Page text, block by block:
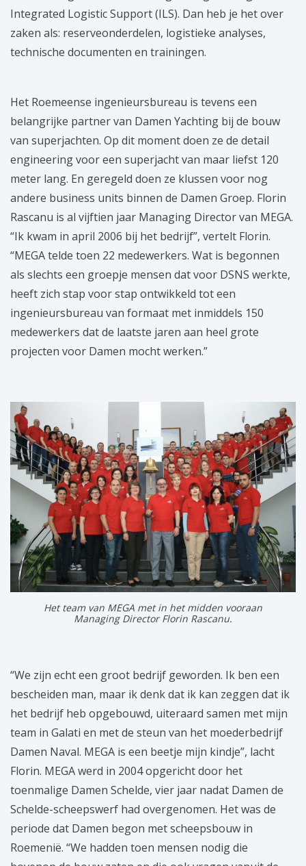
Integrated Logistic Support (ILS). Dan heb je het over
zaken als: reserveonderdelen, logistieke analyses,
technische documenten en trainingen.
Het Roemeense ingenieursbureau is tevens een
belangrijke partner van Damen Yachting bij de bouw
van superjachten. Op dit moment doen ze de detail
engineering voor een superjacht van maar liefst 120
meter lang. En geregeld doen ze klussen voor nog
andere business units binnen de Damen Groep. Florin
Rascanu is al vijftien jaar Managing Director van MEGA.
“Ik kwam in april 2006 bij het bedrijf”, vertelt Florin.
“MEGA telde toen 22 medewerkers. Wat is begonnen
als slechts een groepje mensen dat voor DSNS werkte,
heeft zich stap voor stap ontwikkeld tot een
ingenieursbureau van formaat met inmiddels 150
medewerkers dat de laatste jaren aan heel grote
projecten voor Damen mocht werken.”
Het team van MEGA met in het midden vooraan
Managing Director Florin Rascanu.
“We zijn echt een groot bedrijf geworden. Ik ben een
bescheiden man, maar ik denk dat ik kan zeggen dat ik
het bedrijf heb opgebouwd, uiteraard samen met mijn
team in Galati en met de steun van het moederbedrijf
Damen Naval. MEGA is een beetje mijn kindje”, lacht
Florin. MEGA werd in 2004 opgericht door het
toenmalige Damen Schelde, vier jaar nadat Damen de
Schelde-scheepswerf had overgenomen. Het was de
periode dat Damen begon met scheepsbouw in
Roemenië. “We hadden toen mensen nodig die